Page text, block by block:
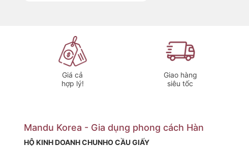
Kiểu dáng tinh tế, chắc tay
Cạnh vuông vát góc tạo cảm giác chắc chắn nhưng vẫn
Thiết kế rỗng bên trong giảm trọng lượng, phù hợp cả
Chất liệu inox 316L cao cấp
An toàn & bền bỉ theo thời gian
Giá cả
hợp lý!
Giao hàng
siêu tốc
Mandu Korea - Gia dụng phong cách Hàn
HỘ KINH DOANH CHUNHO CẦU GIẤY